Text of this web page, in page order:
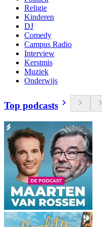
Religie
Kinderen
DJ
Comedy
Campus Radio
Interview
Kerstmis
Muziek
Onderwijs
Top podcasts